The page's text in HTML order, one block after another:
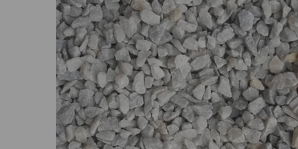
Мраморная крошка белая, фракция
размер 10-20 мм, мешок 30 кг
Мраморная крошка белая, фракция
размер 20-40 мм, мешок 30 кг